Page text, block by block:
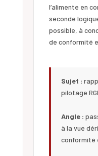
l’alimente en
seconde
possible, à
de conformité
Sujet :
pilotage
Angle :
à la vue
conformité